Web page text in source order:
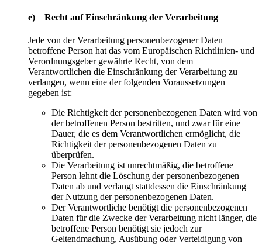
e) Recht auf Einschränkung der Verarbeitung
Jede von der Verarbeitung personenbezogener Daten
betroffene Person hat das vom Europäischen Richtlinien- und
Verordnungsgeber gewährte Recht, von dem
Verantwortlichen die Einschränkung der Verarbeitung zu
verlangen, wenn eine der folgenden Voraussetzungen
gegeben ist:
Die Richtigkeit der personenbezogenen Daten wird von
der betroffenen Person bestritten, und zwar für eine
Dauer, die es dem Verantwortlichen ermöglicht, die
Richtigkeit der personenbezogenen Daten zu
überprüfen.
Die Verarbeitung ist unrechtmäßig, die betroffene
Person lehnt die Löschung der personenbezogenen
Daten ab und verlangt stattdessen die Einschränkung
der Nutzung der personenbezogenen Daten.
Der Verantwortliche benötigt die personenbezogenen
Daten für die Zwecke der Verarbeitung nicht länger, die
betroffene Person benötigt sie jedoch zur
Geltendmachung, Ausübung oder Verteidigung von